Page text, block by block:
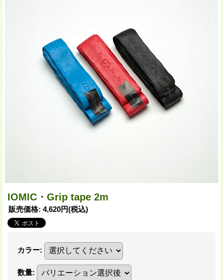
IOMIC・Grip tape 2m
販売価格: 4,620円(税込)
カラー:
数量: